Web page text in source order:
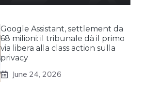
Google Assistant, settlement da
68 milioni: il tribunale dà il primo
via libera alla class action sulla
privacy
June 24, 2026